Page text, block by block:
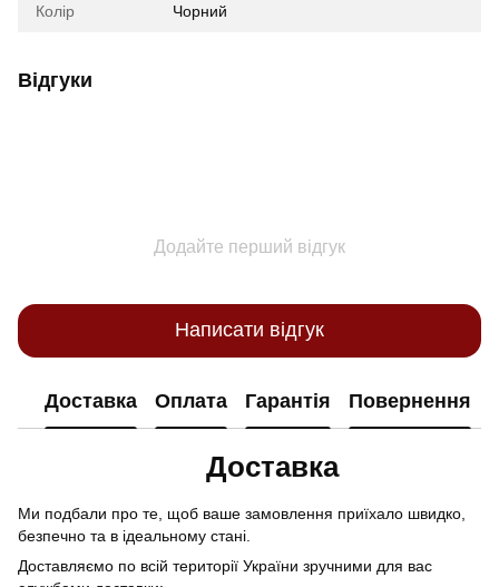
Колір Чорний
Відгуки
Додайте перший відгук
Написати відгук
Доставка Оплата Гарантія Повернення
Доставка
Ми подбали про те, щоб ваше замовлення приїхало швидко,
безпечно та в ідеальному стані.
Доставляємо по всій території України зручними для вас